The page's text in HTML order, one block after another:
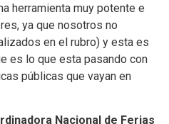
herramienta muy potente e
ya que nosotros no
en el rubro) y esta es
es lo que esta pasando con
públicas que vayan en
Nacional de Ferias